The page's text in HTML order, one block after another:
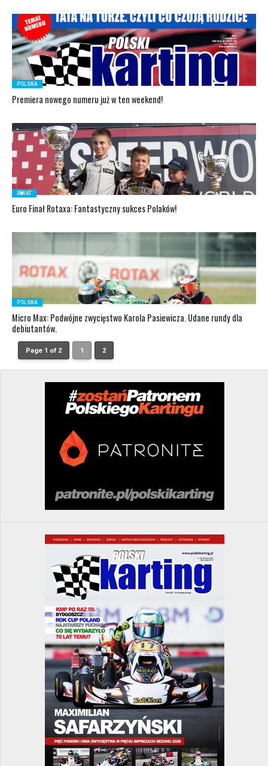
POLSKA
Premiera nowego numeru już w ten weekend!
ŚWIAT
Euro Finał Rotaxa: Fantastyczny sukces Polaków!
POLSKA
Micro Max: Podwójne zwycięstwo Karola Pasiewicza. Udane rundy dla
debiutantów.
Page 1 of 2 1 2